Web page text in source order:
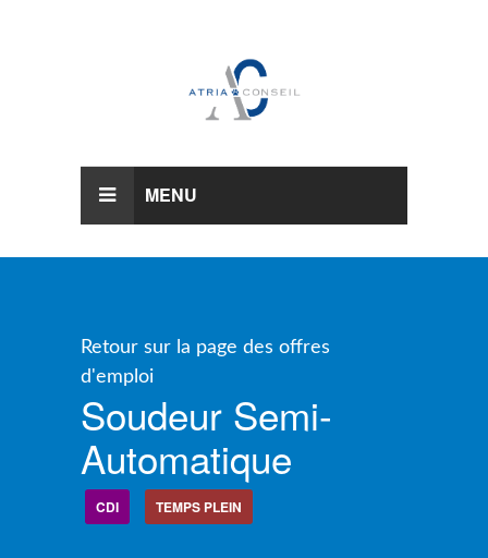
MENU
Retour sur la page des offres
d'emploi
Soudeur Semi-
Automatique
CDI TEMPS PLEIN